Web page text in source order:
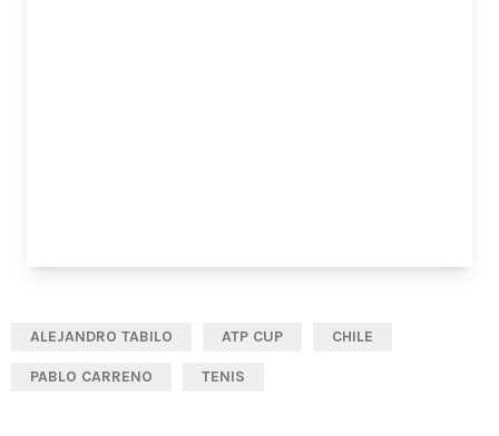
ALEJANDRO TABILO ATP CUP CHILE
PABLO CARRENO TENIS